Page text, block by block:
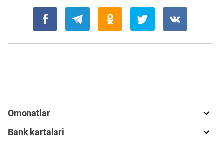
Omonatlar
Bank kartalari